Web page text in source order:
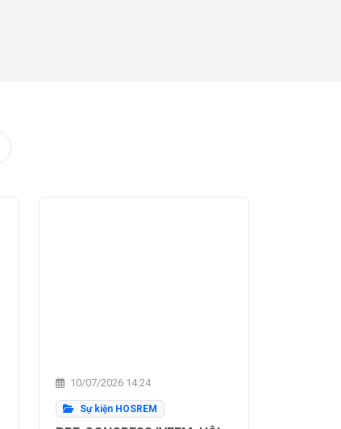
10/07/2026 14:24
Sự kiện HOSREM